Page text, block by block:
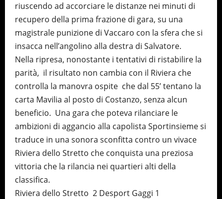
riuscendo ad accorciare le distanze nei minuti di
recupero della prima frazione di gara, su una
magistrale punizione di Vaccaro con la sfera che si
insacca nell’angolino alla destra di Salvatore.
Nella ripresa, nonostante i tentativi di ristabilire la
parità, il risultato non cambia con il Riviera che
controlla la manovra ospite che dal 55’ tentano la
carta Mavilia al posto di Costanzo, senza alcun
beneficio. Una gara che poteva rilanciare le
ambizioni di aggancio alla capolista Sportinsieme si
traduce in una sonora sconfitta contro un vivace
Riviera dello Stretto che conquista una preziosa
vittoria che la rilancia nei quartieri alti della
classifica.
Riviera dello Stretto 2 Desport Gaggi 1